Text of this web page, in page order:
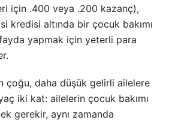
için .400 veya .200 kazanç),
kredisi altında bir çocuk bakımı
yapmak için yeterli para
çoğu, daha düşük gelirli ailelere
iki kat: ailelerin çocuk bakımı
gerekir, aynı zamanda